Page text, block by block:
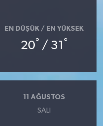
EN DÜŞÜK / EN YÜKSEK
20° / 31 °
11 AĞUSTOS
SALI